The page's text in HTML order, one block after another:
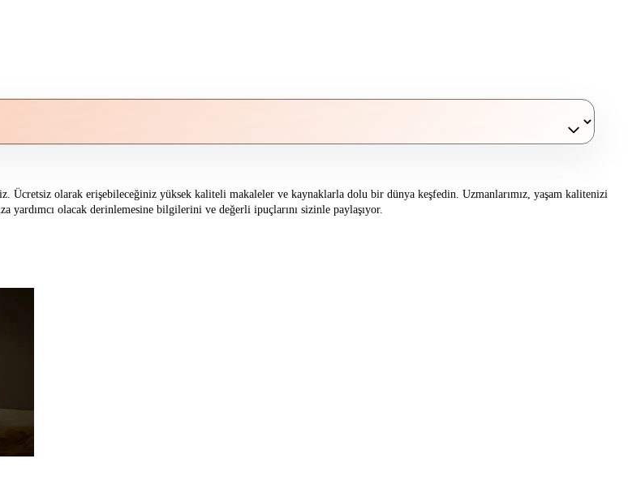
Ücretsiz olarak erişebileceğiniz yüksek kaliteli makaleler ve kaynaklarla dolu bir dünya keşfedin. Uzmanlarımız, yaşam kalitenizi
yardımcı olacak derinlemesine bilgilerini ve değerli ipuçlarını sizinle paylaşıyor.